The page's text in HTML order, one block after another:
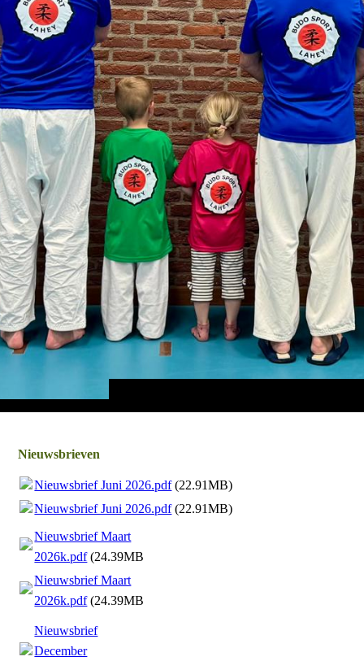
Nieuwsbrieven
Nieuwsbrief Juni 2026.pdf(22.91MB)
Nieuwsbrief Juni 2026.pdf(22.91MB)
Nieuwsbrief Maart
2026k.pdf(24.39MB)
Nieuwsbrief Maart
2026k.pdf(24.39MB)
Nieuwsbrief
December